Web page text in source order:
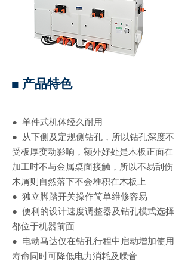
■ 产品特色
● 单件式机体经久耐用
● 从下侧及定规侧钻孔，所以钻孔深度不
受板厚变动影响，额外好处是木板正面在
加工时不与金属桌面接触，所以不易刮伤
木屑则自然落下不会堆积在木板上
● 独立脚踏开关操作简单维修容易
● 便利的设计速度调整器及钻孔模式选择
都位于机器前面
● 电动马达仅在钻孔行程中启动增加使用
寿命同时可降低电力消耗及噪音